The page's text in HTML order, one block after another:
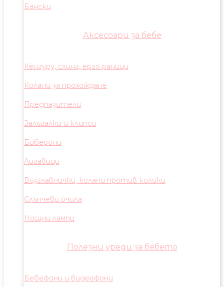
Бански
Аксесоари за бебе
Кенгуру, слинг, ерго раници
Колани за прохождане
Предпазители
Залъгалки и клипси
Биберони
Лигавици
Възглавнички, колани против колики
Слънчеви очила
Нощни лампи
Полезни уреди за бебето
Бебефони и видеофони